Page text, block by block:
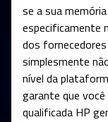
se a sua
especificamente
dos
simplesmente
nível da
garante que
qualificada HP